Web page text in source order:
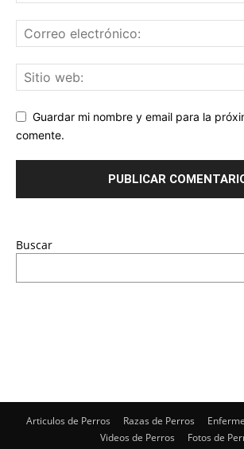
Guardar mi nombre y email para la
comente.
Buscar
Articulos de Perros Razas de Perros
Videos de Perros
Fotos de